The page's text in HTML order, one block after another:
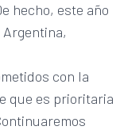
hecho, este año
con la
que es prioritaria